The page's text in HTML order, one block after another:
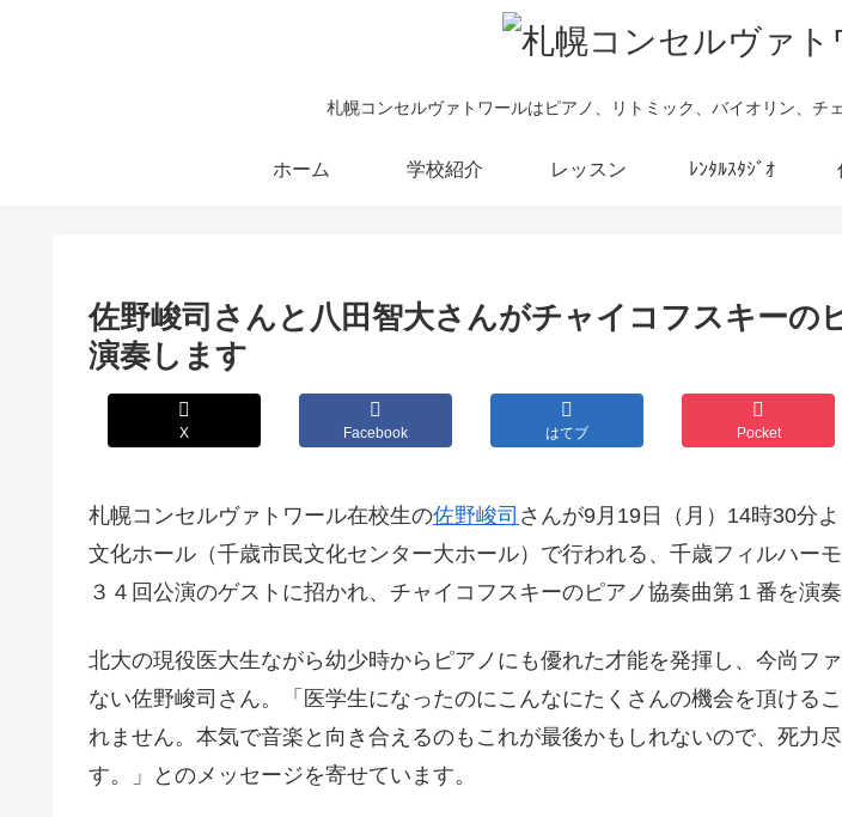
札幌コンセルヴァトワールはピアノ、リトミック、バイオリン、チ
ホーム 学校紹介 レッスン ﾚﾝﾀﾙｽﾀｼﾞｵ
佐野峻司さんと八田智大さんがチャイコフスキーの
演奏します
X Facebook はてブ Pocket
札幌コンセルヴァトワール在校生の佐野峻司 さんが9月19日（月）14時30分
文化ホール（千歳市民文化センター大ホール）で行われる、千歳フィルハー
３４回公演のゲストに招かれ、チャイコフスキーのピアノ協奏曲第１番を演奏
北大の現役医大生ながら幼少時からピアノにも優れた才能を発揮し、今尚フ
ない佐野峻司さん。「医学生になったのにこんなにたくさんの機会を頂ける
れません。本気で音楽と向き合えるのもこれが最後かもしれないので、死力
す。」とのメッセージを寄せています。